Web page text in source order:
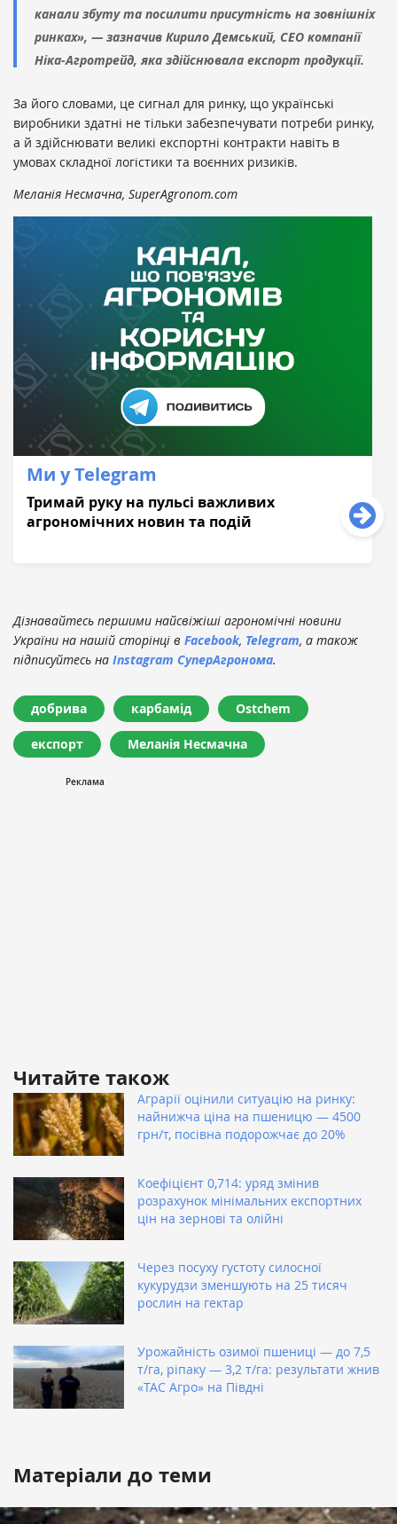
канали збуту та посилити присутність на зовнішніх
ринках», — зазначив Кирило Демський, CEO компанії
Ніка-Агротрейд, яка здійснювала експорт продукції.
За його словами, це сигнал для ринку, що українські
виробники здатні не тільки забезпечувати потреби ринку,
а й здійснювати великі експортні контракти навіть в
умовах складної логістики та воєнних ризиків.
Меланія Несмачна, SuperAgronom.com
Ми у Telegram
Тримай руку на пульсі важливих
агрономічних новин та подій
Дізнавайтесь першими найсвіжіші агрономічні новини
України на нашій сторінці в Facebook, Telegram, а також
підписуйтесь на Instagram СуперАгронома.
добрива карбамід Ostchem
експорт Меланія Несмачна
Читайте також
Аграрії оцінили ситуацію на ринку:
найнижча ціна на пшеницю — 4500
грн/т, посівна подорожчає до 20%
Коефіцієнт 0,714: уряд змінив
розрахунок мінімальних експортних
цін на зернові та олійні
Через посуху густоту силосної
кукурудзи зменшують на 25 тисяч
рослин на гектар
Урожайність озимої пшениці — до 7,5
т/га, ріпаку — 3,2 т/га: результати жнив
«ТАС Агро» на Півдні
Матеріали до теми